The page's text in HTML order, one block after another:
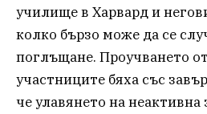
училище в Харвард и
колко бързо може да се
поглъщане. Проучването
участниците бяха със
че улавянето на неактивна